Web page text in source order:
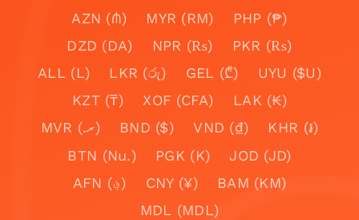
AZN (₼)
MYR (RM)
PHP (₱)
DZD (DA)
NPR (₨)
PKR (₨)
ALL (L)
LKR (රු) GEL (₾)
UYU ($U)
KZT (₸)
XOF (CFA)
LAK (₭)
MVR (.ރ)
BND ($) VND (₫)
KHR (៛)
BTN (Nu.)
PGK (K)
JOD (JD)
AFN (؋)
CNY (¥)
BAM (KM)
MDL (MDL)